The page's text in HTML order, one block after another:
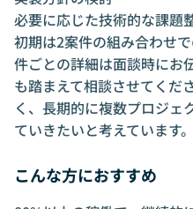
必要に応じた技術的な課題
初期は2案件の組み合わせ
件ごとの詳細は面談時にお
も踏まえて相談させてくだ
く、長期的に複数プロジェ
ていきたいと考えています。
こんな方におすすめ